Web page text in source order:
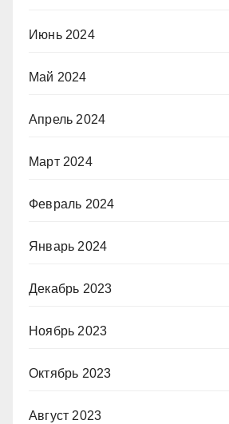
Июнь 2024
Май 2024
Апрель 2024
Март 2024
Февраль 2024
Январь 2024
Декабрь 2023
Ноябрь 2023
Октябрь 2023
Август 2023